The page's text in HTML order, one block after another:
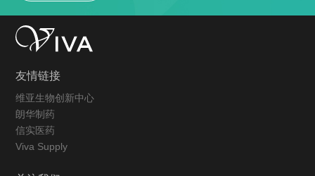
友情链接
维亚生物创新中心
朗华制药
信实医药
Viva Supply